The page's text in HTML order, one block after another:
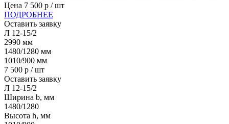
Цена 7 500 р / шт
ПОДРОБНЕЕ
Оставить заявку
Л 12-15/2
2990 мм
1480/1280 мм
1010/900 мм
7 500 р / шт
Оставить заявку
Л 12-15/2
Ширина b, мм
1480/1280
Высота h, мм